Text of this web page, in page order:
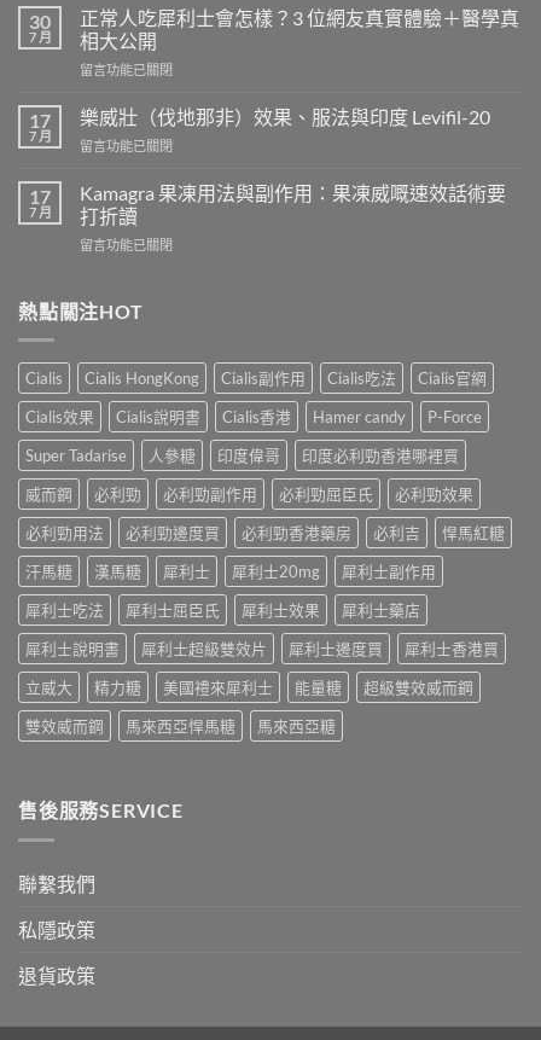
期
服
用
威
鋼
導
不
孕
嗎？
科
證
你
真
相，
備
孕
男
必
讀〉
30
7 月
正常人吃犀利士會怎樣？3 位網友真實體驗＋醫學真
相大公開
在
常
人
吃
利
士
怎
位
真
實
體
驗
＋
醫
真
相
大
開〉
中
留言功能已關閉
17
7 月
樂威壯（伐地那非）效果、服法與印度 Levifil-20
在
威
壯
（伐
地
效
法
與
印
度
Levifil-
20〉
留言功能已關閉
17
7 月
Kamagra 果凍用法與副作用：果凍威嘅速效話術要
打折讀
在
凍
用
與
副
作
用：
果
凍
嘅
速
效
術
要
打
折
讀〉
留言功能已關閉
熱點關注HOT
Cialis Cialis HongKong Cialis副作用 Cialis吃法
Cialis官網
Cialis效果
Cialis說明書 Cialis香港 Hamer candy
P-Force
Super Tadarise
人參糖 印度偉哥
印度必利勁香港哪裡買
威而鋼
必利勁 必利勁副作用 必利勁屈臣氏
必利勁效果
必利勁用法
必利勁邊度買 必利勁香港藥房 必利吉
悍馬紅糖
汗馬糖
漢馬糖 犀利士 犀利士20mg
犀利士副作用
犀利士吃法
犀利士屈臣氏 犀利士效果
犀利士藥店
犀利士說明書
犀利士超級雙效片 犀利士邊度買
犀利士香港買
立威大
精力糖 美國禮來犀利士 能量糖
超級雙效威而鋼
雙效威而鋼
馬來西亞悍馬糖 馬來西亞糖
售後服務SERVICE
聯繫我們
私隱政策
退貨政策